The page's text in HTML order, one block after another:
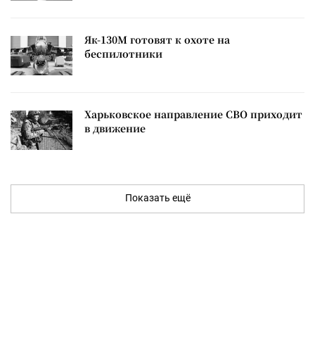
Як-130М готовят к охоте на
беспилотники
Харьковское направление СВО приходит
в движение
Показать ещё